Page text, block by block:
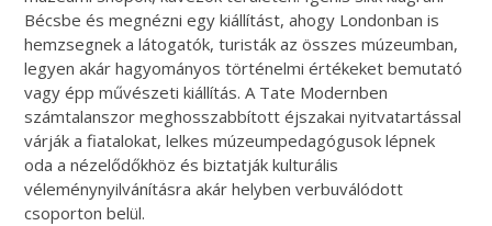
Bécsbe és megnézni egy kiállítást, ahogy Londonban is
hemzsegnek a látogatók, turisták az összes múzeumban,
legyen akár hagyományos történelmi értékeket bemutató
vagy épp művészeti kiállítás. A Tate Modernben
számtalanszor meghosszabbított éjszakai nyitvatartással
várják a fiatalokat, lelkes múzeumpedagógusok lépnek
oda a nézelődőkhöz és biztatják kulturális
véleménynyilvánításra akár helyben verbuválódott
csoporton belül.